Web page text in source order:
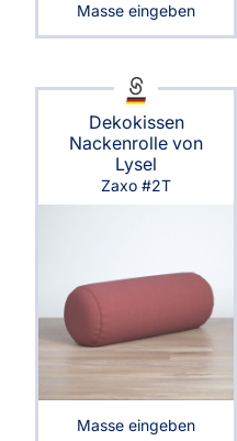
Masse eingeben
Dekokissen
Nackenrolle von
Lysel
Zaxo #2T
Masse eingeben